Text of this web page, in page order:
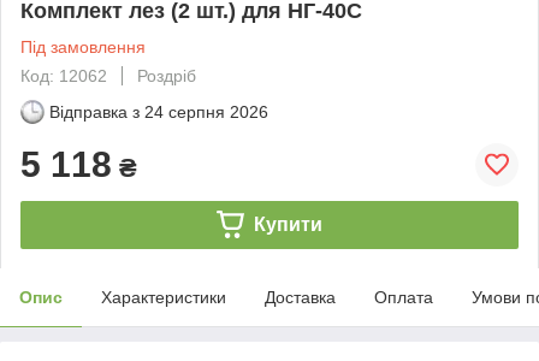
Комплект лез (2 шт.) для НГ-40С
Під замовлення
Код: 12062
Роздріб
Відправка з 24 серпня 2026
5 118 ₴
Купити
Опис Характеристики Доставка Оплата Умови